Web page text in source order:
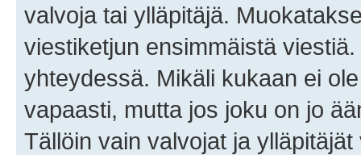
valvoja tai ylläpitäjä.
viestiketjun ensimmäistä
yhteydessä. Mikäli kukaan ei
vapaasti, mutta jos joku on jo
Tällöin vain valvojat ja